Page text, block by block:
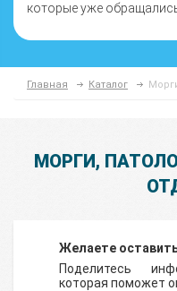
которые уже
Главная Каталог
МОРГИ,
Желаете
Поделитесь
которая поможет